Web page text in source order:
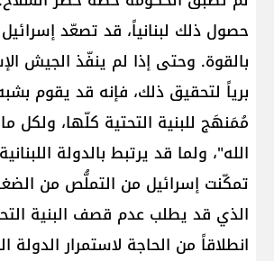
حصول ذلك لبنانياً، قد تصعّد إسرائيل
بالقوة. وحتى إذا لم ينفّذ الجيش
برياً لتحقيق ذلك، فإنه قد يقوم
مُمَنهَج للبنية التحتية كلّها، ولكل
الله"، ولما قد يرتبط بالدولة
تمكّنت إسرائيل من التملُّص من
الذي قد يطلب عدم قصف البنية
انطلاقاً من الحاجة لاستمرار الدولة